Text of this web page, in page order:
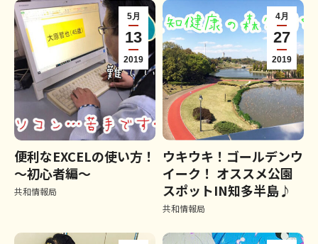
5月
13
2019
便利なEXCELの使い方！
～初心者編～
共和情報局
4月
27
2019
ウキウキ！ゴールデンウ
イーク！ オススメ公園
スポットIN知多半島♪
共和情報局